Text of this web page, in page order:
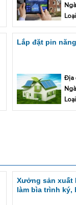
Lắp đặt pin
Địa
Xưởng sản xuất
làm bìa trình ký,